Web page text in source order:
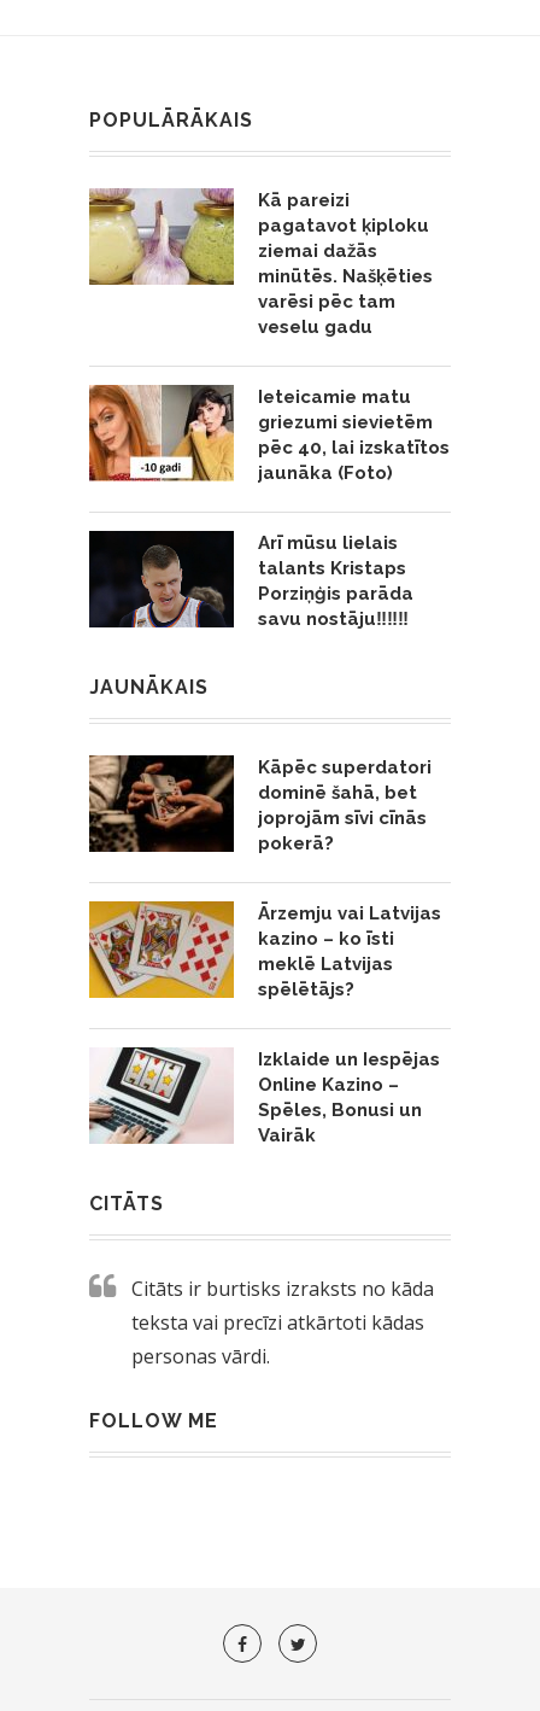
POPULĀRĀKAIS
Kā pareizi
pagatavot ķiploku
ziemai dažās
minūtēs. Našķēties
varēsi pēc tam
veselu gadu
Ieteicamie matu
griezumi sievietēm
pēc 40, lai izskatītos
jaunāka (Foto)
Arī mūsu lielais
talants Kristaps
Porziņģis parāda
savu nostāju‼️‼️‼️
JAUNĀKAIS
Kāpēc superdatori
dominē šahā, bet
joprojām sīvi cīnās
pokerā?
Ārzemju vai Latvijas
kazino – ko īsti
meklē Latvijas
spēlētājs?
Izklaide un Iespējas
Online Kazino –
Spēles, Bonusi un
Vairāk
CITĀTS
Citāts ir burtisks izraksts no kāda
teksta vai precīzi atkārtoti kādas
personas vārdi.
FOLLOW ME